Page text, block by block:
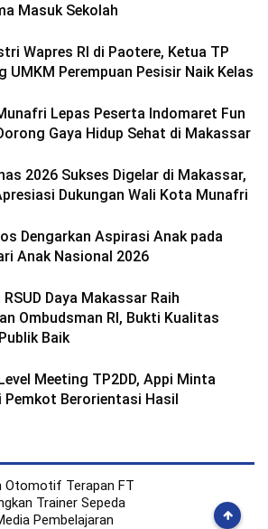
Masuk Sekolah
Wapres RI di Paotere, Ketua TP
UMKM Perempuan Pesisir Naik Kelas
Lepas Peserta Indomaret Fun
Gaya Hidup Sehat di Makassar
2026 Sukses Digelar di Makassar,
Dukungan Wali Kota Munafri
Dengarkan Aspirasi Anak pada
Anak Nasional 2026
Daya Makassar Raih
Ombudsman RI, Bukti Kualitas
Baik
Meeting TP2DD, Appi Minta
Berorientasi Hasil
Otomotif Terapan FT
Trainer Sepeda
Pembelajaran